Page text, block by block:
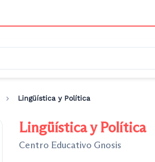
Lingüística y Política
Lingüística y Política
Centro Educativo Gnosis